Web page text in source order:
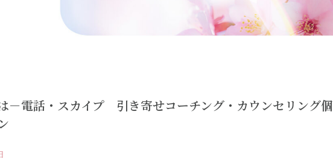
－電話・スカイプ 引き寄せコーチング・カウンセリング個